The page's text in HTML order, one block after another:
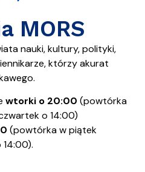
MORS
nauki, kultury, polityki,
którzy akurat
wtorki o 20:00 (powtórka
o 14:00)
(powtórka w piątek